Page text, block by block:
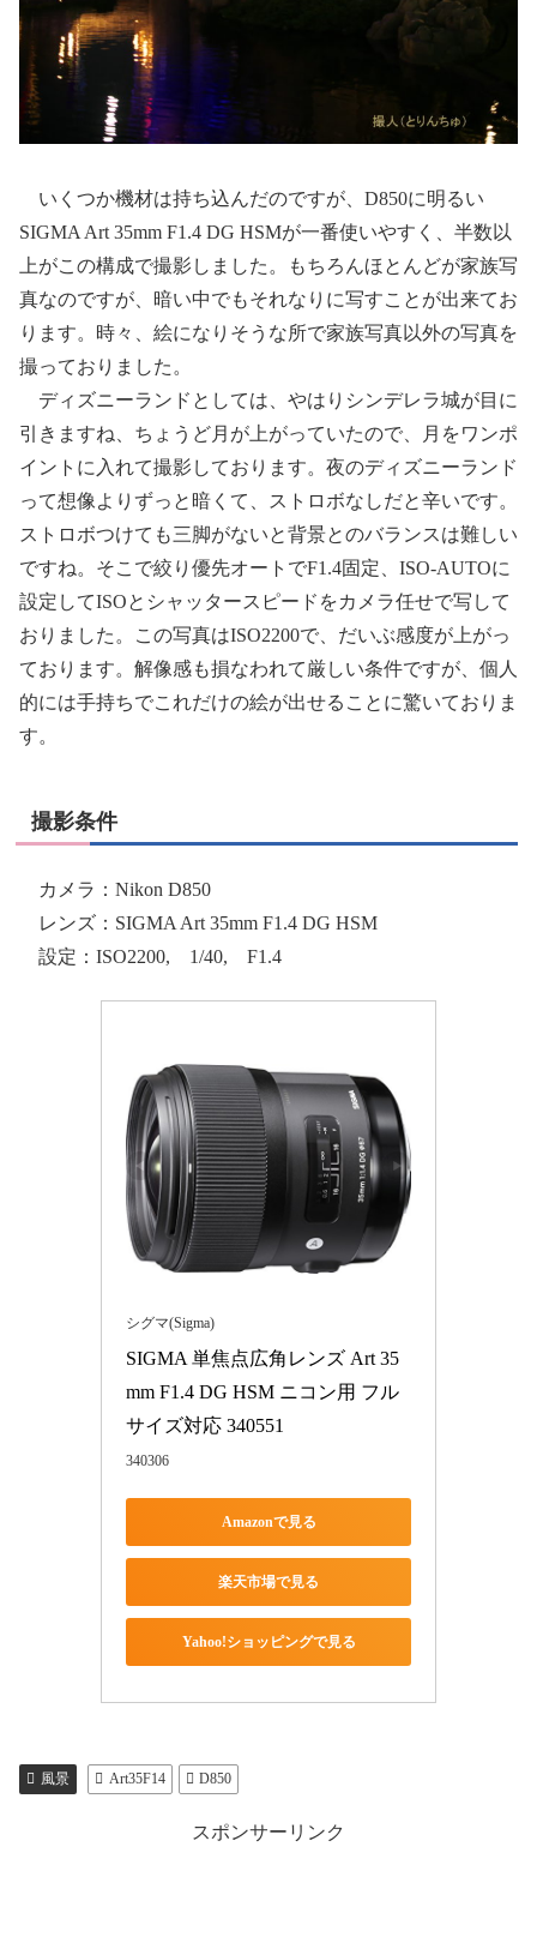
いくつか機材は持ち込んだのですが、D850に明るい
SIGMA Art 35mm F1.4 DG HSMが一番使いやすく、半数以
上がこの構成で撮影しました。もちろんほとんどが家族写
真なのですが、暗い中でもそれなりに写すことが出来てお
ります。時々、絵になりそうな所で家族写真以外の写真を
撮っておりました。
ディズニーランドとしては、やはりシンデレラ城が目に
引きますね、ちょうど月が上がっていたので、月をワンポ
イントに入れて撮影しております。夜のディズニーランド
って想像よりずっと暗くて、ストロボなしだと辛いです。
ストロボつけても三脚がないと背景とのバランスは難しい
ですね。そこで絞り優先オートでF1.4固定、ISO-AUTOに
設定してISOとシャッタースピードをカメラ任せで写して
おりました。この写真はISO2200で、だいぶ感度が上がっ
ております。解像感も損なわれて厳しい条件ですが、個人
的には手持ちでこれだけの絵が出せることに驚いておりま
す。
撮影条件
カメラ：Nikon D850
レンズ：SIGMA Art 35mm F1.4 DG HSM
設定：ISO2200, 1/40, F1.4
シグマ(Sigma)
SIGMA 単焦点広角レンズ Art 35
mm F1.4 DG HSM ニコン用 フル
サイズ対応 340551
340306
Amazonで見る
楽天市場で見る
Yahoo!ショッピングで見る
風景 Art35F14 D850
スポンサーリンク